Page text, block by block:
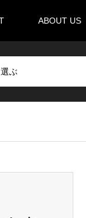
ABOUT US
ぶ